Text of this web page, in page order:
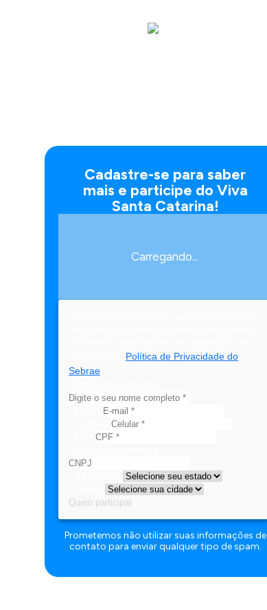
Cadastre-se para saber
mais e participe do Viva
Santa Catarina!
Carregando...
Política de Privacidade do
Sebrae.
Quero participar
Prometemos não utilizar suas informações de
contato para enviar qualquer tipo de spam.